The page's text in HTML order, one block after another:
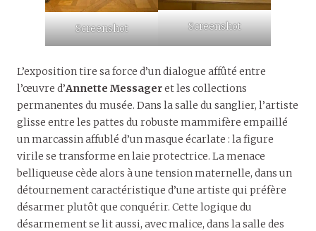
Screenshot Screenshot
L’exposition tire sa force d’un dialogue affûté entre
l’œuvre d’Annette Messageret les collections
permanentes du musée. Dans la salle du sanglier, l’artiste
glisse entre les pattes du robuste mammifère empaillé
un marcassin affublé d’un masque écarlate : la figure
virile se transforme en laie protectrice. La menace
belliqueuse cède alors à une tension maternelle, dans un
détournement caractéristique d’une artiste qui préfère
désarmer plutôt que conquérir. Cette logique du
désarmement se lit aussi, avec malice, dans la salle des